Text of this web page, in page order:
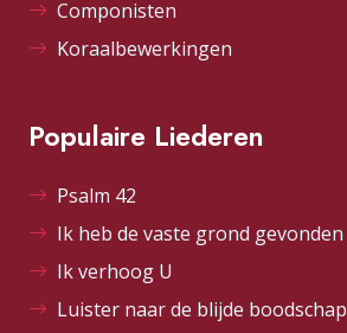
Componisten
Koraalbewerkingen
Populaire Liederen
Psalm 42
Ik heb de vaste grond gevonden
Ik verhoog U
Luister naar de blijde boodschap